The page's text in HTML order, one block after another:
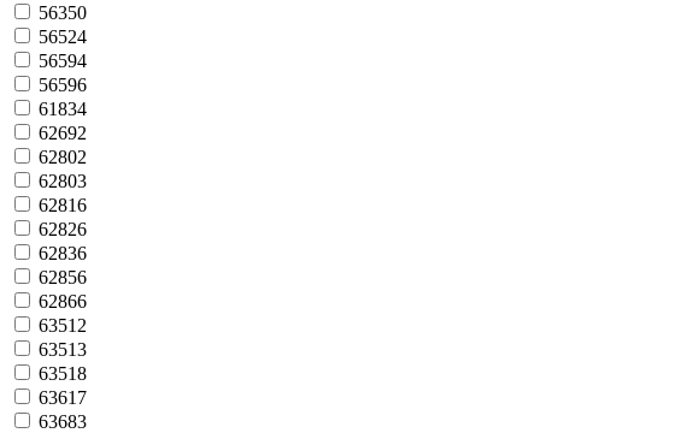
56350
56524
56594
56596
61834
62692
62802
62803
62816
62826
62836
62856
62866
63512
63513
63518
63617
63683